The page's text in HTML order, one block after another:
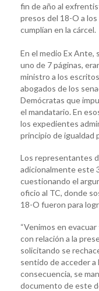
fin de año al
presos del 18-O a
cumplían en la cárcel.
En el medio Ex Ante,
uno de 7 páginas,
ministro a los
abogados de los
Demócratas que
el mandatario. En
los expedientes
principio de igualdad
Los representantes
adicionalmente este
cuestionando el
oficio al TC, donde
18-O fueron para
“Venimos en
con relación a la
solicitando se
sentido de acceder a
consecuencia, se
documento de este